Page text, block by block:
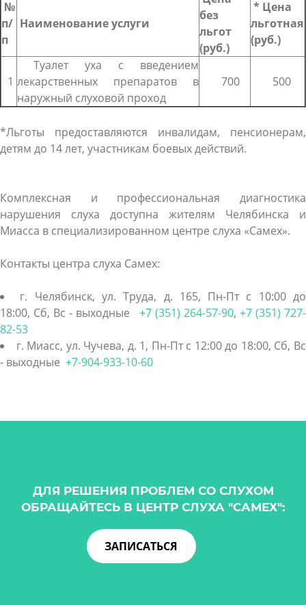
№
п/
п
Наименование услуги
без
льгот
(руб.)
* Цена
льготная
(руб.)
1
Туалет уха с введением
лекарственных препаратов в
наружный слуховой проход
700 500
*Льготы предоставляются инвалидам, пенсионерам,
детям до 14 лет, участникам боевых действий.
Комплексная и профессиональная диагностика
нарушения слуха доступна жителям Челябинска и
Миасса в специализированном центре слуха «Самех».
Контакты центра слуха Самех:
г. Челябинск, ул. Труда, д. 165, Пн-Пт c 10:00 до
18:00, Сб, Вс - выходные+7 (351) 264-57-90,+7 (351) 727-
82-53
г. Миасс, ул. Чучева, д. 1, Пн-Пт c 12:00 до 18:00, Сб, Вс
- выходные +7-904-933-10-60
ДЛЯ РЕШЕНИЯ ПРОБЛЕМ СО СЛУХОМ
ОБРАЩАЙТЕСЬ В ЦЕНТР СЛУХА "САМЕХ":
ЗАПИСАТЬСЯ